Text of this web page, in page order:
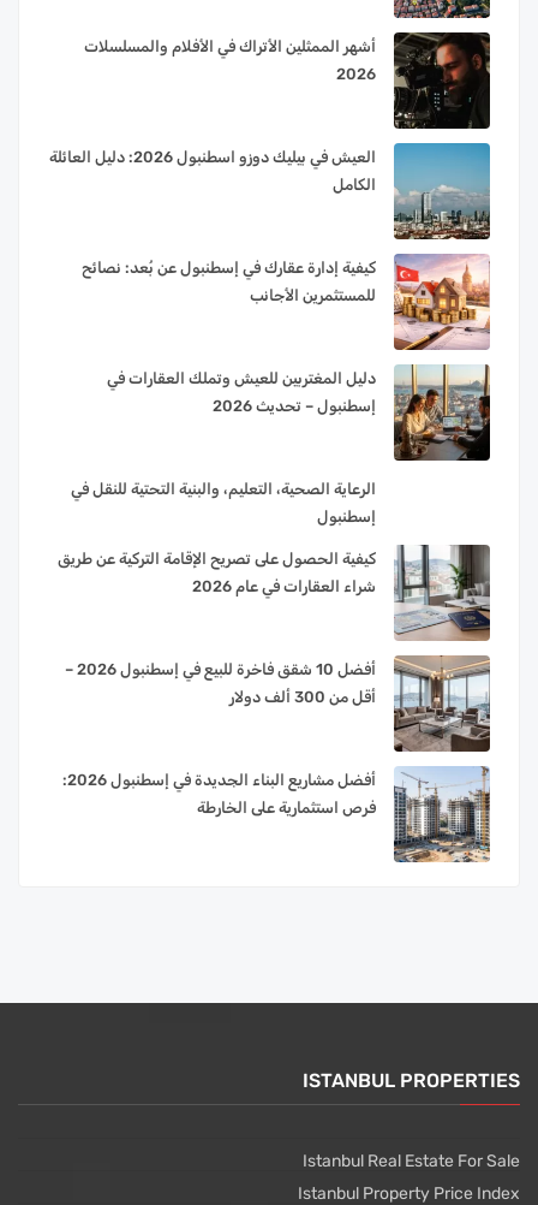
أشهر الممثلين الأتراك في الأفلام والمسلسلات
2026
العيش في بيليك دوزو اسطنبول 2026: دليل العائلة
الكامل
كيفية إدارة عقارك في إسطنبول عن بُعد: نصائح
للمستثمرين الأجانب
دليل المغتربين للعيش وتملك العقارات في
إسطنبول – تحديث 2026
الرعاية الصحية، التعليم، والبنية التحتية للنقل في
إسطنبول
كيفية الحصول على تصريح الإقامة التركية عن طريق
شراء العقارات في عام 2026
أفضل 10 شقق فاخرة للبيع في إسطنبول 2026 –
أقل من 300 ألف دولار
أفضل مشاريع البناء الجديدة في إسطنبول 2026:
فرص استثمارية على الخارطة
ISTANBUL PROPERTIES
Istanbul Real Estate For Sale
Istanbul Property Price Index